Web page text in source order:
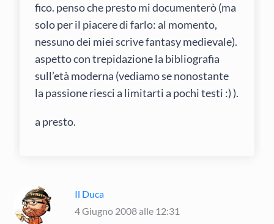
fico. penso che presto mi documenterò (ma
solo per il piacere di farlo: al momento,
nessuno dei miei scrive fantasy medievale).
aspetto con trepidazione la bibliografia
sull’età moderna (vediamo se nonostante
la passione riesci a limitarti a pochi testi :) ).
a presto.
Il Duca
4 Giugno 2008 alle 12:31